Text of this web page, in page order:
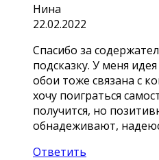
Нина
22.02.2022
Спасибо за
подсказку. У меня
обои тоже связана с
хочу поиграться
получится, но
обнадеживают,
Ответить